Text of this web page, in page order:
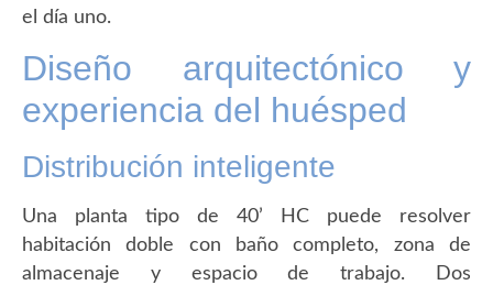
el día uno.
Diseño arquitectónico y
experiencia del huésped
Distribución inteligente
Una planta tipo de 40’ HC puede resolver
habitación doble con baño completo, zona de
almacenaje y espacio de trabajo. Dos